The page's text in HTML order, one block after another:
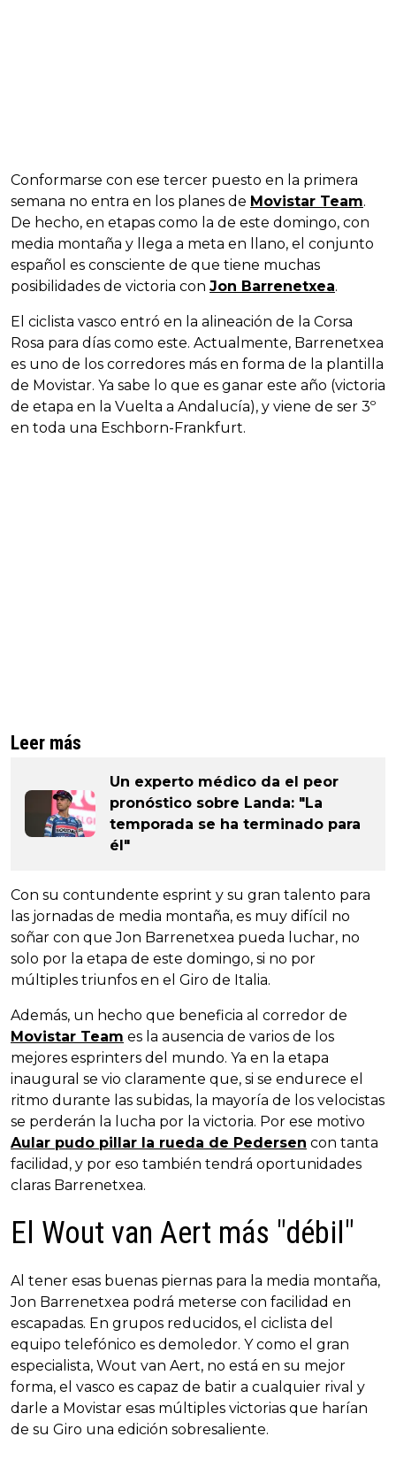
Conformarse con ese tercer puesto en la primera
semana no entra en los planes de Movistar Team.
De hecho, en etapas como la de este domingo, con
media montaña y llega a meta en llano, el conjunto
español es consciente de que tiene muchas
posibilidades de victoria con Jon Barrenetxea.
El ciclista vasco entró en la alineación de la Corsa
Rosa para días como este. Actualmente, Barrenetxea
es uno de los corredores más en forma de la plantilla
de Movistar. Ya sabe lo que es ganar este año (victoria
de etapa en la Vuelta a Andalucía), y viene de ser 3º
en toda una Eschborn-Frankfurt.
Leer más
Un experto médico da el peor
pronóstico sobre Landa: "La
temporada se ha terminado para
él"
Con su contundente esprint y su gran talento para
las jornadas de media montaña, es muy difícil no
soñar con que Jon Barrenetxea pueda luchar, no
solo por la etapa de este domingo, si no por
múltiples triunfos en el Giro de Italia.
Además, un hecho que beneficia al corredor de
Movistar Team es la ausencia de varios de los
mejores esprinters del mundo. Ya en la etapa
inaugural se vio claramente que, si se endurece el
ritmo durante las subidas, la mayoría de los velocistas
se perderán la lucha por la victoria. Por ese motivo
Aular pudo pillar la rueda de Pedersen con tanta
facilidad, y por eso también tendrá oportunidades
claras Barrenetxea.
El Wout van Aert más "débil"
Al tener esas buenas piernas para la media montaña,
Jon Barrenetxea podrá meterse con facilidad en
escapadas. En grupos reducidos, el ciclista del
equipo telefónico es demoledor. Y como el gran
especialista, Wout van Aert, no está en su mejor
forma, el vasco es capaz de batir a cualquier rival y
darle a Movistar esas múltiples victorias que harían
de su Giro una edición sobresaliente.